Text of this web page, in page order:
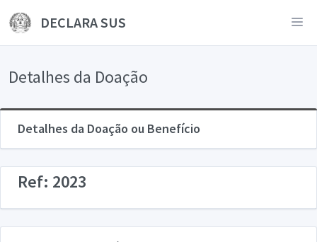
DECLARA SUS
Detalhes da Doação
Detalhes da Doação ou Benefício
Ref: 2023